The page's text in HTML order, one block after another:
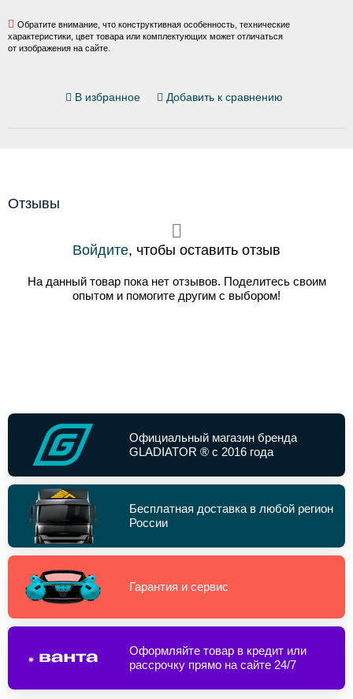
В избранное Добавить к сравнению
Обратите внимание, что конструктивная особенность, технические
характеристики, цвет товара или комплектующих может отличаться
от изображения на сайте.
Отзывы
Войдите, чтобы оставить отзыв
На данный товар пока нет отзывов. Поделитесь своим
опытом и помогите другим с выбором!
Официальный магазин бренда
GLADIATOR ® с 2016 года
Бесплатная доставка в любой регион
России
Гарантия и сервис
Оформляйте товар в кредит или
рассрочку прямо на сайте 24/7